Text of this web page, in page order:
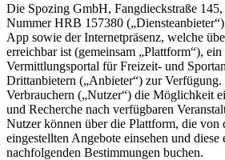
Die Spozing GmbH, Fangdieckstraße
Nummer HRB 157380
App sowie der Internetpräsenz, welche
erreichbar ist (gemeinsam „Plattform“),
Vermittlungsportal für Freizeit- und
Drittanbietern („Anbieter“) zur
Verbrauchern („Nutzer“) die Möglichkeit
und Recherche nach verfügbaren
Nutzer können über die Plattform, die von
eingestellten Angebote einsehen und diese
nachfolgenden Bestimmungen buchen.